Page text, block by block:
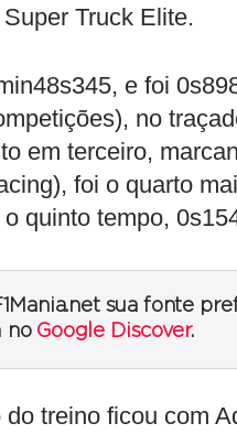
Truck Elite.
e foi
no
em terceiro,
foi o quarto
quinto tempo,
sua fonte
no Google Discover.
treino ficou com